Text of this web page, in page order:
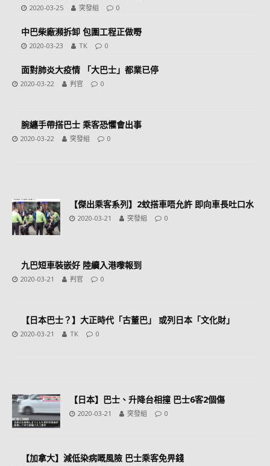
2020-03-25 突發組 0
中巴柴廠瀕拆卸 包圍工程正做嘢
2020-03-23 TK 0
面對肺炎大疫情 「大巴士」都業已停
2020-03-22 判官 0
腕纏手帶搭巴士 乘客恐懼會出事
2020-03-22 突發組 0
【傑出乘客系列】2蚊搭車唔允許 即向車長吐口水
2020-03-21 突發組 0
九巴短車裝嵌好 陸續入港嚟報到
2020-03-21 判官 0
【日本巴士？】大正時代「古董巴」 或列日本「文化財」
2020-03-21 TK 0
【日本】巴士、升降台相撞 巴士6客2個傷
2020-03-21 突發組 0
【加拿大】減低染病嘅風險 巴士乘客免畀錢